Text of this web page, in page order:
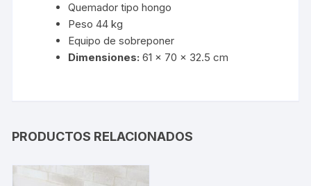
Quemador tipo hongo
Peso 44 kg
Equipo de sobreponer
Dimensiones: 61 x 70 x 32.5 cm
PRODUCTOS RELACIONADOS